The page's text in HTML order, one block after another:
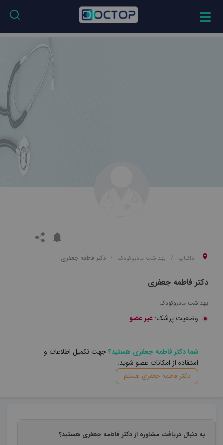
داکتاپ بهداشت مادروکودک دکتر فاطمه جعفری
دکتر فاطمه جعفری
بهداشت مادروکودک
وضعیت پزشک: غیر عضو
شما دکتر فاطمه جعفری هستید؟جهت تکمیل اطلاعات و
استفاده از امکانات عضو شوید.
دکتر فاطمه جعفری هستم
به دنبال دریافت مشاوره از دکتر فاطمه جعفری هستید؟